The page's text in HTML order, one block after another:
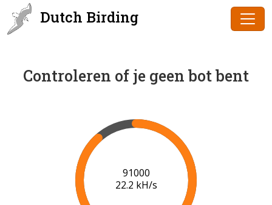
Dutch Birding
Controleren of je geen bot bent
93000
21.6 kH/s